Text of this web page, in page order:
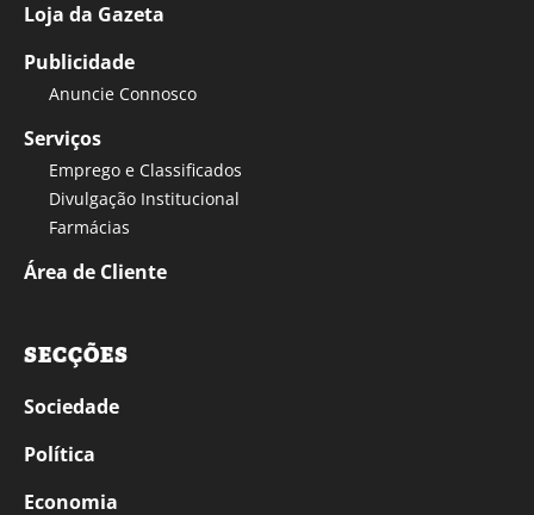
Loja da Gazeta
Publicidade
Anuncie Connosco
Serviços
Emprego e Classificados
Divulgação Institucional
Farmácias
Área de Cliente
SECÇÕES
Sociedade
Política
Economia